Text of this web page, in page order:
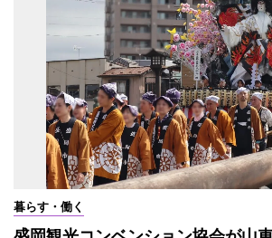
暮らす・働く